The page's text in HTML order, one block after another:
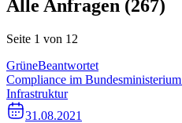
Alle Anfragen (267)
Seite 1 von 12
GrüneBeantwortet
Compliance im
Infrastruktur
31.08.2021